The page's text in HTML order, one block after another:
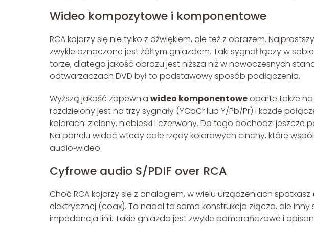
Wideo kompozytowe i komponentowe
RCA kojarzy się nie tylko z dźwiękiem, ale też z obrazem.
zwykle oznaczone jest żółtym gniazdem. Taki sygnał łączy w
torze, dlatego jakość obrazu jest niższa niż w nowoczesnych
odtwarzaczach DVD był to podstawowy sposób podłączenia.
Wyższą jakość zapewnia wideo komponentoweoparte także na
rozdzielony jest na trzy sygnały (YCbCr lub Y/Pb/Pr) i każde
kolorach: zielony, niebieski i czerwony. Do tego dochodzi jeszcze
Na panelu widać wtedy całe rzędy kolorowych cinchy, które
audio‑wideo.
Cyfrowe audio S/PDIF over RCA
Choć RCA kojarzy się z analogiem, w wielu urządzeniach spotkasz
elektrycznej (coax). To nadal ta sama konstrukcja złącza, ale
impedancja linii. Takie gniazdo jest zwykle pomarańczowe i opisane